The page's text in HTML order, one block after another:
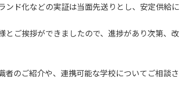
ド化などの実証は当面先送りとし、安定供給に
ご挨拶ができましたので、進捗があり次第、改
のご紹介や、連携可能な学校についてご相談さ